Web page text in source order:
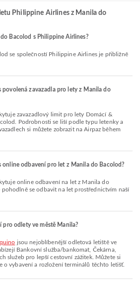
Philippine Airlines z Manila do
Bacolod s Philippine Airlines?
povolená zavazadla pro lety z Manila do
Podrobnosti se liší podle typu letenky a
si můžete zobrazit na Airpaz během
online odbavení pro let z Manila do Bacolod?
pohodlně se odbavit na let prostřednictvím naší
pro odlety ve městě Manila?
jsou nejoblíbenější odletová letiště ve
Bankovní služba/bankomat, Čekárna,
služeb pro lepší cestovní zážitek. Můžete si
o vybavení a rozložení terminálů těchto letišť.